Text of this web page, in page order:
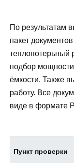
По результатам
пакет
теплопотерьный
подбор
ёмкости. Также
работу. Все
виде в формате
Пункт проверки